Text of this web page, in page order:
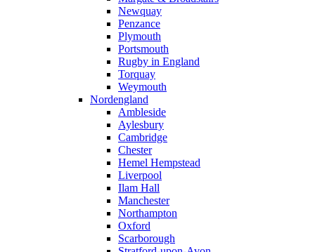
Newquay
Penzance
Plymouth
Portsmouth
Rugby in England
Torquay
Weymouth
Nordengland
Ambleside
Aylesbury
Cambridge
Chester
Hemel Hempstead
Liverpool
Ilam Hall
Manchester
Northampton
Oxford
Scarborough